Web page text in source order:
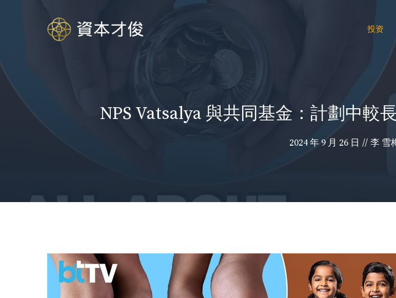
投资
NPS Vatsalya 與共同基金：計劃中較
2024 年 9 月 26 日 // 李 雪